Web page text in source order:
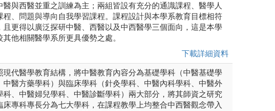
醫與西醫並重之訓練為主；兩組皆設有充分的通識課程、醫學人
程、問題與導向自我學習課程。課程設計與本學系教育目標相符
且更得以廣泛探研中醫、西醫以及中西醫學三個面向，這是本學
其他相關醫學系所更具優勢之處。
下載詳細資料
現代醫學教育結構，將中醫教育內容分為基礎學科（中醫基礎學
中醫方藥學科）與臨床學科（針灸學科、中醫內科學科、中醫外
科、中醫婦兒學科、中醫診斷學科）兩大部分，將其師資之研究
床專科專長分為七大學科，在課程教學上均整合中西醫觀念帶入